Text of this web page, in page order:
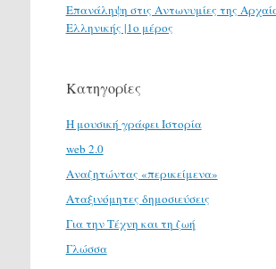
Επανάληψη στις Αντωνυμίες της
Ελληνικής |1ο μέρος
Κατηγορίες
H μουσική γράφει Ιστορία
web 2.0
Αναζητώντας «περικείμενα»
Αταξινόμητες δημοσιεύσεις
Για την Τέχνη και τη ζωή
Γλώσσα